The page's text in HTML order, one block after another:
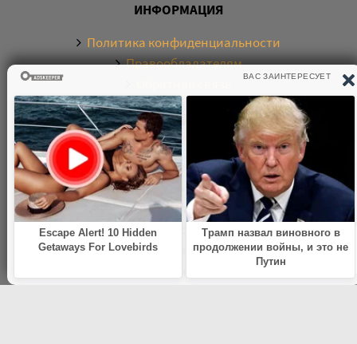
ИНФОРМАЦИЯ
Политика конфиденциальности
Правообладателям
О САЙТЕ
Электронная библиотека аудиокниг. Более 20000
аудиокниг в хорошем качестве. Слушайте аудиокниги
бесплатно онлайн и без регистрации. По любым
вопросам обращайтесь на почту:
knigamp3online.info@gmail.com